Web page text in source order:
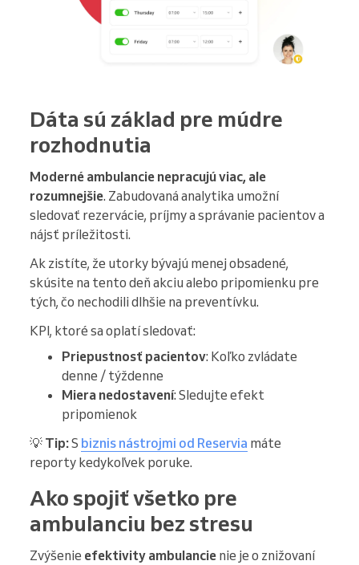
Dáta sú základ pre múdre
rozhodnutia
Moderné ambulancie nepracujú viac, ale
rozumnejšie. Zabudovaná analytika umožní
sledovať rezervácie, príjmy a správanie pacientov a
nájsť príležitosti.
Ak zistíte, že utorky bývajú menej obsadené,
skúsite na tento deň akciu alebo pripomienku pre
tých, čo nechodili dlhšie na preventívku.
KPI, ktoré sa oplatí sledovať:
Priepustnosť pacientov: Koľko zvládate
denne / týždenne
Miera nedostavení: Sledujte efekt
pripomienok
💡 Tip:S biznis nástrojmi od Reservia máte
reporty kedykoľvek poruke.
Ako spojiť všetko pre
ambulanciu bez stresu
Zvýšenie efektivity ambulancie nie je o znižovaní